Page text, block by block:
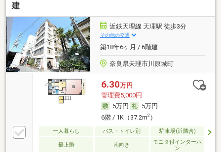
建
近鉄天理線 天理駅 徒歩3分
その他の交通
築18年6ヶ月 / 6階建
奈良県天理市川原城町
6.30万円
管理費5,000円
5万円
5万円
6階 / 1K（37.2m2）
一人暮らし バス・トイレ別 駐車場(近隣含)
最上階 南向き
モニタ付インターホ
ン